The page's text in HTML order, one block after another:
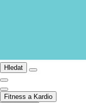
Hledat
Fitness a Kardio